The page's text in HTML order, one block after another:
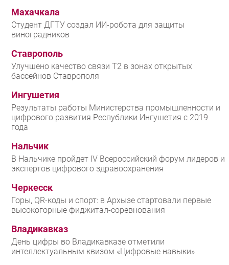
Махачкала
Студент ДГТУ создал ИИ-робота для защиты
виноградников
Ставрополь
Улучшено качество связи T2 в зонах открытых
бассейнов Ставрополя
Ингушетия
Результаты работы Министерства промышленности и
цифрового развития Республики Ингушетия с 2019
года
Нальчик
В Нальчике пройдет IV Всероссийский форум лидеров и
экспертов цифрового здравоохранения
Черкесск
Горы, QR-коды и спорт: в Архызе стартовали первые
высокогорные фиджитал-соревнования
Владикавказ
День цифры во Владикавказе отметили
интеллектуальным квизом «Цифровые навыки»